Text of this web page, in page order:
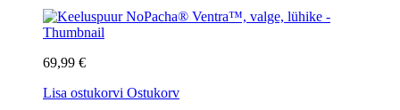
69,99 €
Lisa ostukorvi Ostukorv